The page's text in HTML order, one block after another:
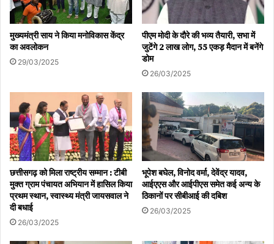
मुख्यमंत्री साय ने किया मनोविकास केंद्र
का अवलोकन
29/03/2025
पीएम मोदी के दौरे की भव्य तैयारी, सभा में
जुटेंगे 2 लाख लोग, 55 एकड़ मैदान में बनेंगे
डोम
26/03/2025
छत्तीसगढ़ को मिला राष्ट्रीय सम्मान : टीबी
मुक्त ग्राम पंचायत अभियान में हासिल किया
प्रथम स्थान, स्वास्थ्य मंत्री जायसवाल ने
दी बधाई
26/03/2025
भूपेश बघेल, विनोद वर्मा, देवेंद्र यादव,
आईएएस और आईपीएस समेत कई अन्य के
ठिकानों पर सीबीआई की दबिश
26/03/2025